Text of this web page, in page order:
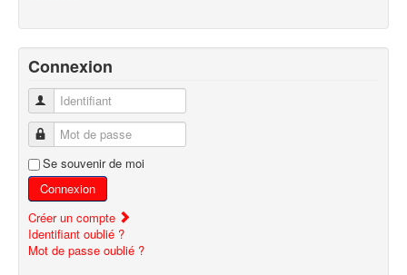
Connexion
Identifiant
Mot de passe
Se souvenir de moi
Connexion
Créer un compte
Identifiant oublié ?
Mot de passe oublié ?